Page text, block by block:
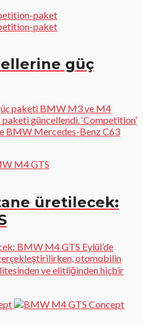
güç
paketi BMW M3 ve M4
güncellendi. ‘Competition’
BMW Mercedes-Benz C63
üretilecek:
BMW M4 GTS Eylül’de
gerçekleştirilirken, otomobilin
ve elitliğinden hiçbir